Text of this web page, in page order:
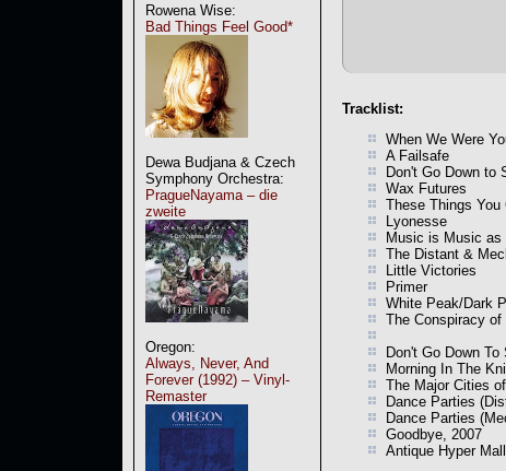
Rowena Wise:
Bad Things Feel Good*
Dewa Budjana & Czech
Symphony Orchestra:
PragueNayama – die
zweite
Oregon:
Always, Never, And
Forever (1992) – Vinyl-
Remaster
Tracklist:
When We Were
A Failsafe
Don't Go Down to
Wax Futures
These Things You
Lyonesse
Music is Music
The Distant &
Little Victories
Primer
White Peak/Dark
The Conspiracy of
Don't Go Down
Morning In The
The Major Cities
Dance Parties
Dance Parties
Goodbye, 2007
Antique Hyper Mall